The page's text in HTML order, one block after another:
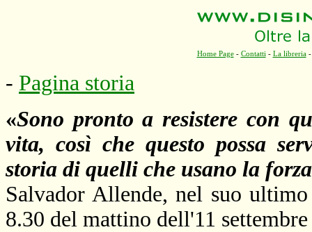
Home Page- Contatti - La libreria
- Pagina storia
«Sono pronto a resistere con
vita, così che questo possa
storia di quelli che usano la
Salvador Allende, nel suo
8.30 del mattino dell'11